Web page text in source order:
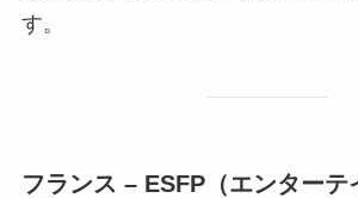
す。
フランス – ESFP（エンターテ